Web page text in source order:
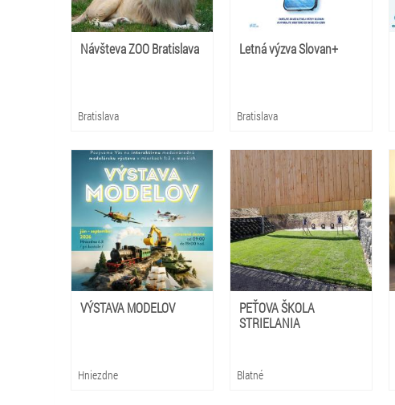
Návšteva ZOO Bratislava
Bratislava
Letná výzva Slovan+
Bratislava
VÝSTAVA MODELOV
Hniezdne
PEŤOVA ŠKOLA
STRIELANIA
Blatné